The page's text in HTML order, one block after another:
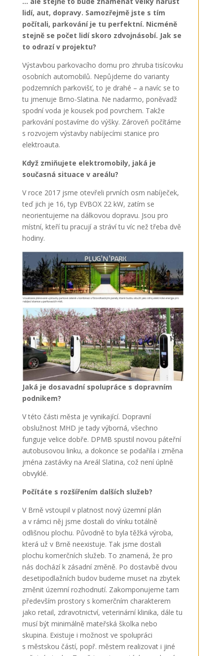
lidí, aut, dopravy. Samozřejmě jste s tím
počítali, parkování je tu perfektní. Nicméně
stejně se počet lidí skoro zdvojnásobí. Jak se
to odrazí v projektu?
Výstavbou parkovacího domu pro zhruba tisícovku
osobních automobilů. Nepůjdeme do varianty
podzemních parkovišť, to je drahé – a navíc se to
tu jmenuje Brno-Slatina. Ne nadarmo, poněvadž
spodní voda je kousek pod povrchem. Takže
parkování postavíme do výšky. Zároveň počítáme
s rozvojem výstavby nabíjecími stanice pro
elektroauta.
Když zmiňujete elektromobily, jaká je
současná situace v areálu?
V roce 2017 jsme otevřeli prvních osm nabíječek,
teď jich je 16, typ EVBOX 22 kW, zatím se
neorientujeme na dálkovou dopravu. Jsou pro
místní, kteří tu pracují a stráví tu víc než třeba dvě
hodiny.
Jaká je dosavadní spolupráce s dopravním
podnikem?
V této části města je vynikající. Dopravní
obslužnost MHD je tady výborná, všechno
funguje velice dobře. DPMB spustil novou páteřní
autobusovou linku, a dokonce se podařila i změna
jména zastávky na Areál Slatina, což není úplně
obvyklé.
Počítáte s rozšířením dalších služeb?
V Brně vstoupil v platnost nový územní plán
a v rámci něj jsme dostali do vínku totálně
odlišnou plochu. Původně to byla těžká výroba,
která už v Brně neexistuje. Tak jsme dostali
plochu komerčních služeb. To znamená, že pro
nás dochází k zásadní změně. Po dostavbě dvou
desetipodlažních budov budeme muset na zbytek
změnit územní rozhodnutí. Zakomponujeme tam
především prostory s komerčním charakterem
jako retail, zdravotnictví, veterinární klinika, dále tu
musí být minimálně mateřská školka nebo
skupina. Existuje i možnost ve spolupráci
s městskou částí, popř. městem realizovat i jiné